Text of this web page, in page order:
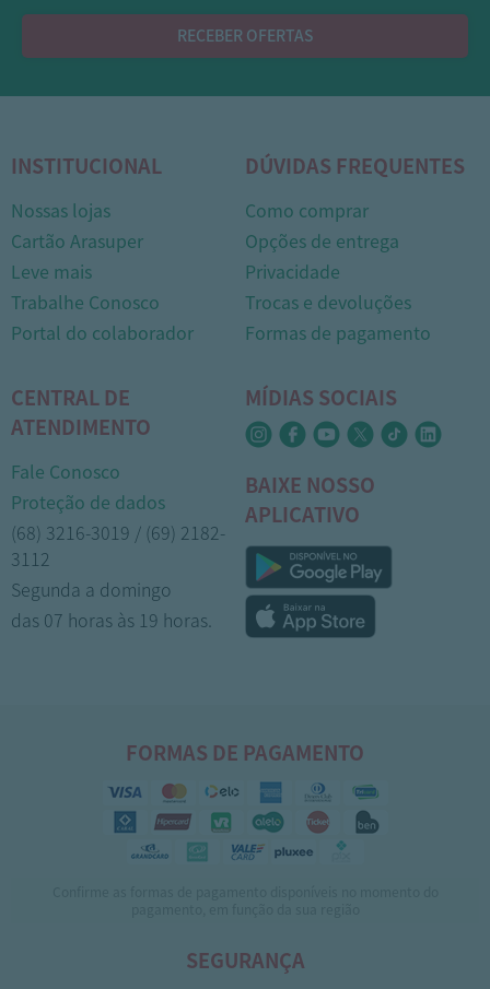
1
RECEBER OFERTAS
INSTITUCIONAL
Nossas lojas
Cartão Arasuper
Leve mais
Trabalhe Conosco
Portal do colaborador
DÚVIDAS FREQUENTES
Como comprar
Opções de entrega
Privacidade
Trocas e devoluções
Formas de pagamento
CENTRAL DE
ATENDIMENTO
Fale Conosco
Proteção de dados
(68) 3216-3019 / (69) 2182-
3112
Segunda a domingo
das 07 horas às 19 horas.
MÍDIAS SOCIAIS
BAIXE NOSSO
APLICATIVO
FORMAS DE PAGAMENTO
SEGURANÇA